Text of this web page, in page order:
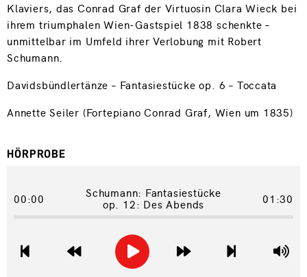
Klaviers, das Conrad Graf der Virtuosin Clara Wieck bei
ihrem triumphalen Wien-Gastspiel 1838 schenkte –
unmittelbar im Umfeld ihrer Verlobung mit Robert
Schumann.
Davidsbündlertänze – Fantasiestücke op. 6 – Toccata
Annette Seiler (Fortepiano Conrad Graf, Wien um 1835)
HÖRPROBE
00:00
Schumann: Fantasiestücke
op. 12: Des Abends
01:30